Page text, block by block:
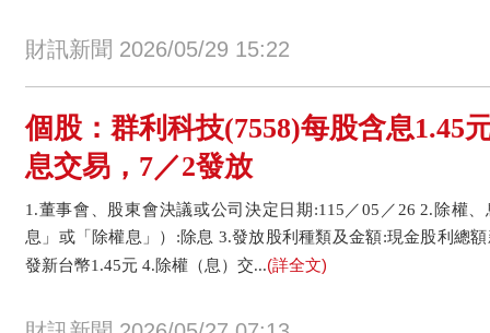
財訊新聞 2026/05/29 15:22
個股：群利科技(7558)每股含息1.45
息交易，7／2發放
1.董事會、股東會決議或公司決定日期:115／05／26 2.除權
息」或「除權息」）:除息 3.發放股利種類及金額:現金股利總
發新台幣1.45元 4.除權（息）交...(詳全文)